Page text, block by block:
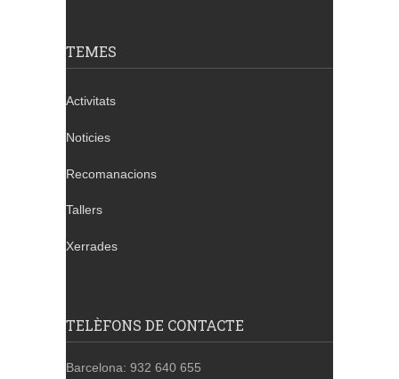
TEMES
Activitats
Noticies
Recomanacions
Tallers
Xerrades
TELÈFONS DE CONTACTE
Barcelona: 932 640 655